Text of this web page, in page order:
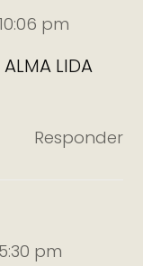
pm
LIDA
Responder
pm